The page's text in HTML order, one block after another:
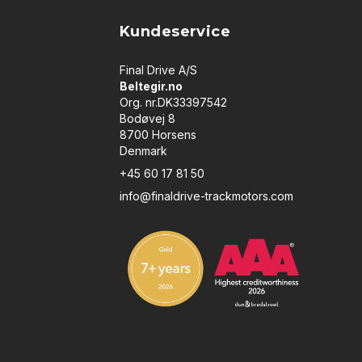
Kundeservice
Final Drive A/S
Beltegir.no
Org. nr.DK33397542
Bodøvej 8
8700 Horsens
Denmark
+45 60 17 81 50
info@finaldrive-trackmotors.com